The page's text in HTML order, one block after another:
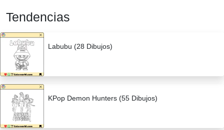
Tendencias
Labubu (28 Dibujos)
KPop Demon Hunters (55 Dibujos)